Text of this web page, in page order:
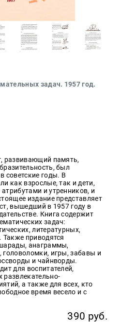
задач. 1957 год.
развивающий память,
был
советские годы. В
как взрослые, так и дети,
и утренников, и
издание представляет
вышедший в 1957 году в
Книга содержит
задач:
литературных,
Также приводятся
анаграммы,
игры, забавы и
и чайнворды.
для воспитателей,
развлекательно-
а также для всех, кто
время весело и с
390 руб.